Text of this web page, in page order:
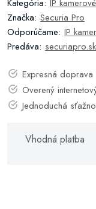
Kategória: IP
Značka: Securia Pro
Odporúčame: IP
Predáva: securiapro.sk
Expresná doprava
Overený
Jednoduchá
Vhodná platba